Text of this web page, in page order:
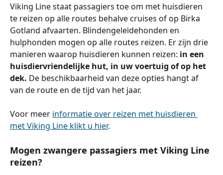
Viking Line staat passagiers toe om met huisdieren
te reizen op alle routes behalve cruises of op Birka
Gotland afvaarten. Blindengeleidehonden en
hulphonden mogen op alle routes reizen. Er zijn drie
manieren waarop huisdieren kunnen reizen: in een
huisdiervriendelijke hut, in uw voertuig of op het
dek. De beschikbaarheid van deze opties hangt af
van de route en de tijd van het jaar.
Voor meer informatie over reizen met huisdieren
met Viking Line klikt u hier.
Mogen zwangere passagiers met Viking Line
reizen?